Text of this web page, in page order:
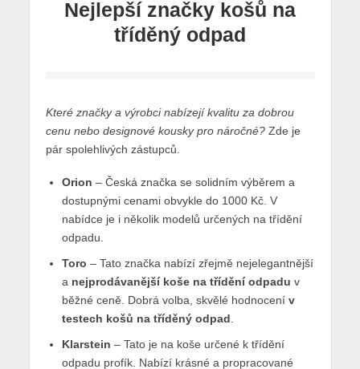
Nejlepší značky košů na
tříděný odpad
Které značky a výrobci nabízejí kvalitu za dobrou
cenu nebo designové kousky pro náročné?Zde je
pár spolehlivých zástupců.
Orion – Česká značka se solidním výběrem a
dostupnými cenami obvykle do 1000 Kč. V
nabídce je i několik modelů určených na třídění
odpadu.
Toro – Tato značka nabízí zřejmě nejelegantnější
a nejprodávanější koše na třídění odpadu v
běžné ceně. Dobrá volba, skvělé hodnocení v
testech košů na tříděný odpad
Klarstein – Tato je na koše určené k třídění
odpadu profík. Nabízí krásné a propracované